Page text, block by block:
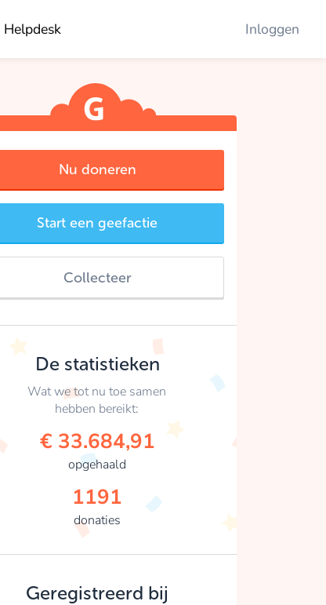
Helpdesk Inloggen
Nu doneren
Start een geefactie
Collecteer
De statistieken
Wat we tot nu toe samen
hebben bereikt:
€ 33.684,91
opgehaald
1191
donaties
Geregistreerd bij